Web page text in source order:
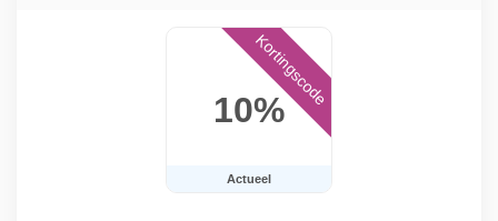
10%
Actueel
Kortingscode